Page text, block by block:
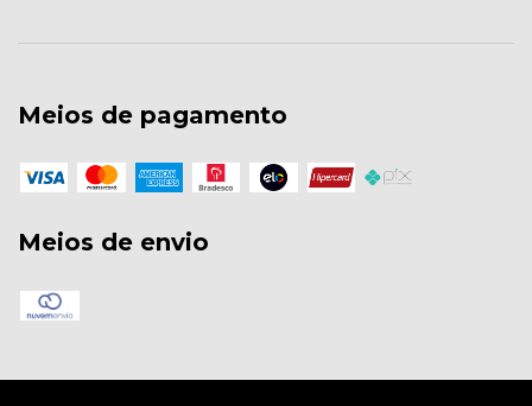
Meios de pagamento
Meios de envio